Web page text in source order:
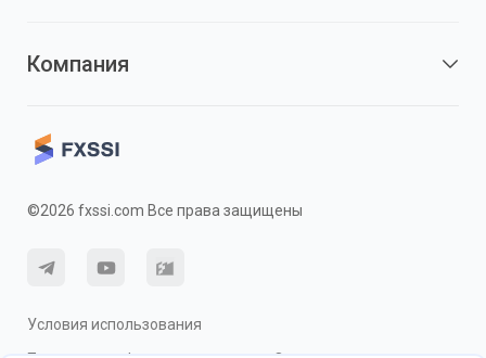
Компания
©2026 fxssi.com Все права защищены
Условия использования